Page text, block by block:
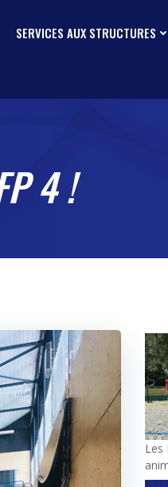
SERVICES AUX STRUCTURES
4 !
Les